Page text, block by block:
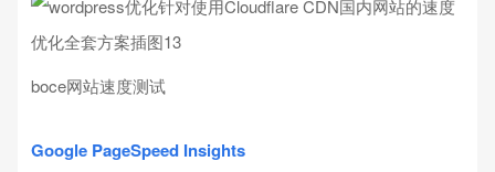
boce网站速度测试
Google PageSpeed Insights